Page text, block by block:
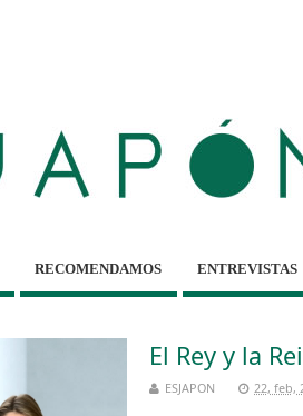
RECOMENDAMOS ENTREVISTAS
El Rey y la
ESJAPON 22, feb,